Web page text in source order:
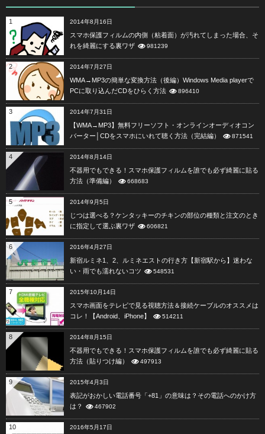
1 2014年8月16日
スマホ保護フィルムの内側（粘着面）が汚れてしまった場合、そ
れを綺麗にする裏ワザ
981239
2 2014年7月27日
WMA→MP3の簡単な変換方法（後編）Windows Media playerで
PCに取り込んだCDをひらく方法
896410
3 2014年7月31日
【WMA→MP3】無料フリーソフト・オンラインオーディオコン
バーター│CDをスマホにいれて聴く方法（完結編）
871541
4 2014年8月14日
不器用でもできる！スマホ保護フィルムを誰でも必ず綺麗に貼る
方法（準備編）
668683
5 2014年9月5日
じつは選べる？ケンタッキーのチキンの部位の種類と注文のとき
に指定して選ぶ裏ワザ
606821
6 2016年4月27日
新宿ルミネ1、2、ルミネエストの行き方【新宿駅から】迷わな
い・雨でも濡れないコツ
548531
7 2015年10月14日
スマホ画面をテレビで見る視聴方法＆接続ケーブルのオススメは
コレ！【Android、iPhone】
514211
8 2014年8月15日
不器用でもできる！スマホ保護フィルムを誰でも必ず綺麗に貼る
方法（貼りつけ編）
497913
9 2015年4月3日
表記がおかしい電話番号「+81」の意味は？その電話へのかけ方
は？
467902
10 2016年5月17日